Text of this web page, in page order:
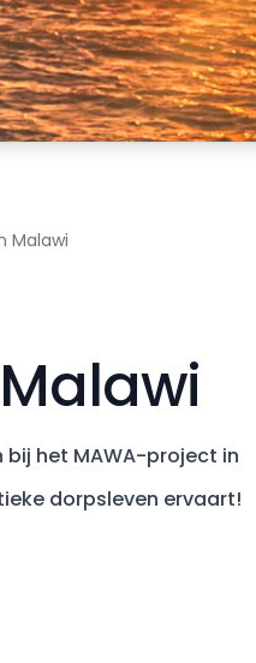
Malawi
bij het MAWA-project in
dorpsleven ervaart!